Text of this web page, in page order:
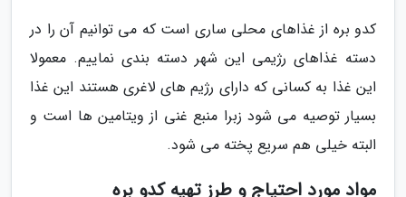
کدو بره از غذاهای محلی ساری است که می توانیم آن را در
دسته غذاهای رژیمی این شهر دسته بندی نماییم. معمولا
این غذا به کسانی که دارای رژیم های لاغری هستند این غذا
بسیار توصیه می شود زبرا منبع غنی از ویتامین ها است و
البته خیلی هم سریع پخته می شود.
مواد مورد احتیاج و طرز تهیه کدو بره